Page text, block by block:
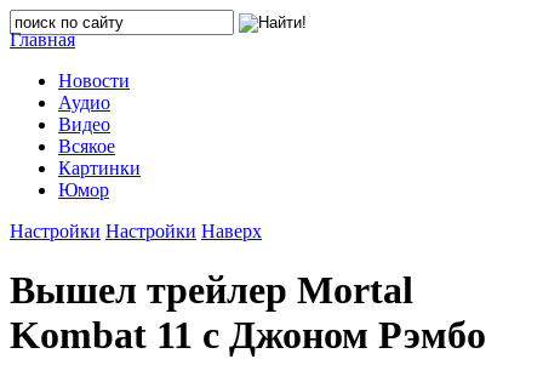
Главная
Новости
Аудио
Видео
Всякое
Картинки
Юмор
Настройки Настройки Наверх
Вышел трейлер Mortal
Kombat 11 с Джоном Рэмбо